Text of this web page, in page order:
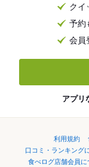
クイ
予約
会員
アプリ
利用規約
口コミ・ランキング
食べログ店舗会員に